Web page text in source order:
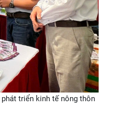
triển kinh tế nông thôn